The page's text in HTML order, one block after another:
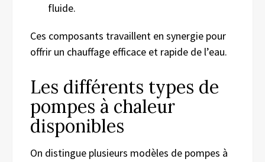
fluide.
Ces composants travaillent en synergie pour
offrir un chauffage efficace et rapide de l’eau.
Les différents types de
pompes à chaleur
disponibles
On distingue plusieurs modèles de pompes à